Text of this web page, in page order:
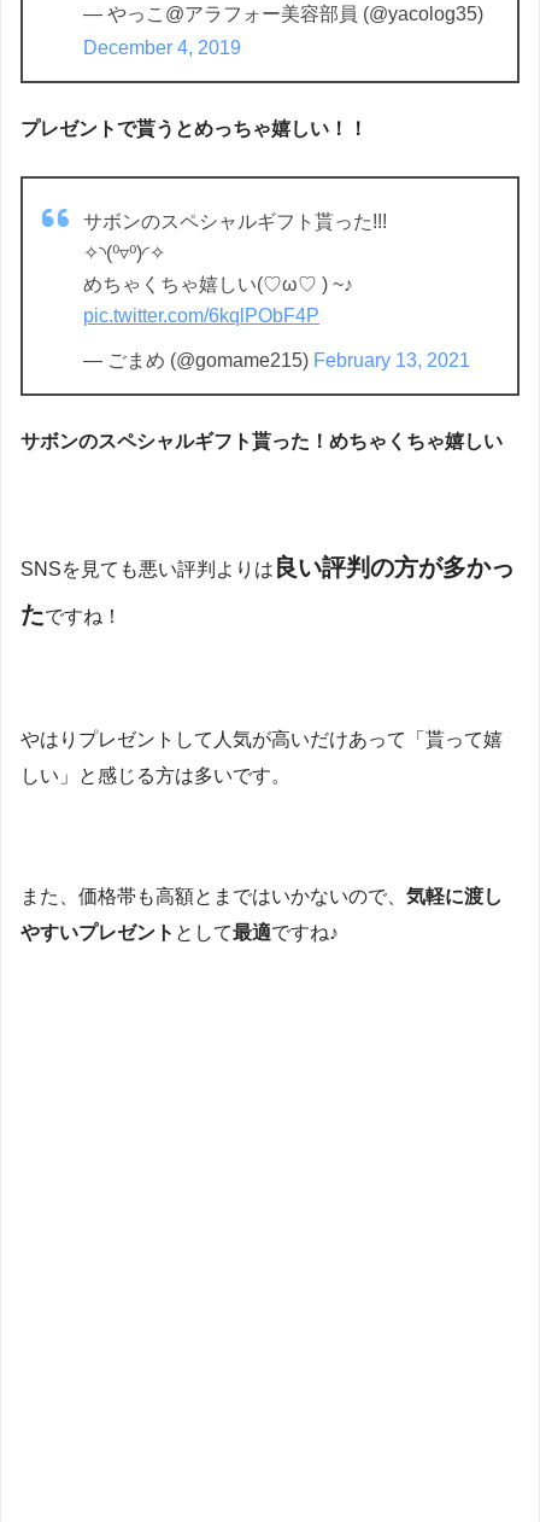
— やっこ@アラフォー美容部員 (@yacolog35)
December 4, 2019
プレゼントで貰うとめっちゃ嬉しい！！
サボンのスペシャルギフト貰った!!!
✧◝(⁰▿⁰)◜✧
めちゃくちゃ嬉しい(♡ω♡ ) ~♪
pic.twitter.com/6kqlPObF4P
— ごまめ (@gomame215) February 13, 2021
サボンのスペシャルギフト貰った！めちゃくちゃ嬉しい
SNSを見ても悪い評判よりは 良い評判の方が多かっ
たですね！
やはりプレゼントして人気が高いだけあって「貰って嬉
しい」と感じる方は多いです。
また、価格帯も高額とまではいかないので、 気軽に渡し
やすいプレゼント として最適ですね♪